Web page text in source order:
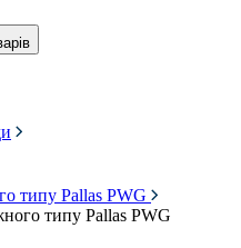
типу Pallas PWG
типу Pallas PWG